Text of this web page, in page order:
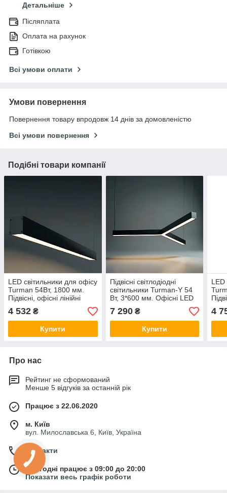
Детальніше
Післяплата
Оплата на рахунок
Готівкою
Всі умови оплати
Умови повернення
Повернення товару впродовж 14 днів за домовленістю
Всі умови повернення
Подібні товари компанії
LED світильники для офісу
Turman 54Вт, 1800 мм.
Підвісні, офісні лінійні
магазину
4 532 ₴
Купити
Підвісні світлодіодні
світильники Turman-Y 54
Вт, 3*600 мм. Офісні LED
магазину
7 290₴
Купити
LED
4
Про нас
Рейтинг не сформований
Менше 5 відгуків за останній рік
Працює з 22.06.2020
м. Київ
вул. Милославська 6, Київ, Україна
Контакти
Сьогодні працює з 09:00 до 20:00
Показати весь графік роботи